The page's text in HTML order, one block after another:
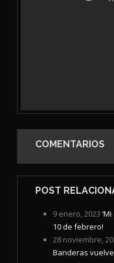
COMENTARIOS
POST
9 enero, 2023
10 de febrero!
28 noviembre,
Banderas vuelve